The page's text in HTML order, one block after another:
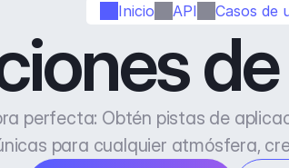
Inicio API Casos de
perfecta: Obtén pistas de
para cualquier atmósfera,